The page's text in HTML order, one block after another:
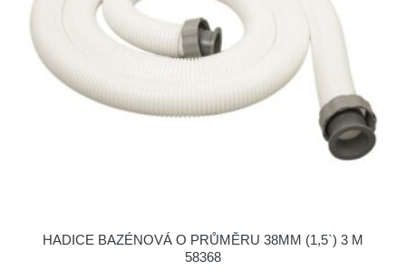
HADICE BAZÉNOVÁ O PRŮMĚRU 38MM (1,5`) 3 M
58368